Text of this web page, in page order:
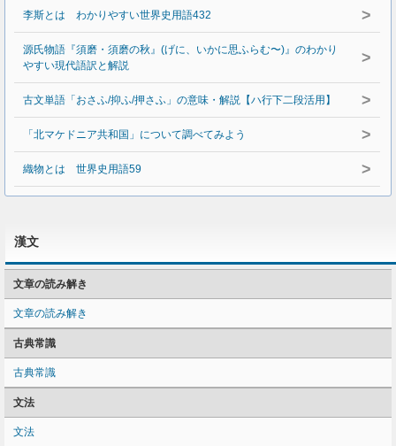
李斯とは わかりやすい世界史用語432 >
源氏物語『須磨・須磨の秋』(げに、いかに思ふらむ〜)』のわかり
やすい現代語訳と解説
>
古文単語「おさふ/抑ふ/押さふ」の意味・解説【ハ行下二段活用】 >
「北マケドニア共和国」について調べてみよう >
織物とは 世界史用語59 >
漢文
文章の読み解き
文章の読み解き
古典常識
古典常識
文法
文法